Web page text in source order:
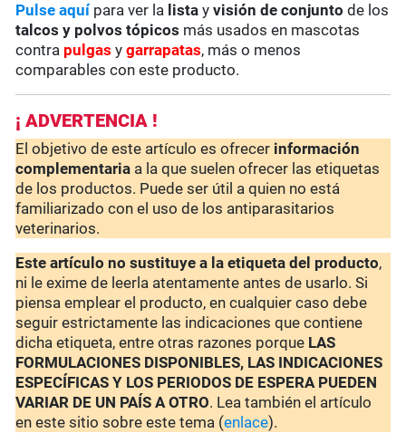
Pulse aquípara ver la lista yvisión de conjunto de los
talcos y polvos tópicos más usados en mascotas
contra pulgas ygarrapatas, más o menos
comparables con este producto.
¡ ADVERTENCIA !
El objetivo de este artículo es ofrecer información
complementaria a la que suelen ofrecer las etiquetas
de los productos. Puede ser útil a quien no está
familiarizado con el uso de los antiparasitarios
veterinarios.
Este artículo no sustituye a la etiqueta del producto,
ni le exime de leerla atentamente antes de usarlo. Si
piensa emplear el producto, en cualquier caso debe
seguir estrictamente las indicaciones que contiene
dicha etiqueta, entre otras razones porque LAS
FORMULACIONES DISPONIBLES, LAS INDICACIONES
ESPECÍFICAS Y LOS PERIODOS DE ESPERA PUEDEN
VARIAR DE UN PAÍS A OTRO. Lea también el artículo
en este sitio sobre este tema (enlace).